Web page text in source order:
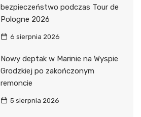
bezpieczeństwo podczas Tour de
Pologne 2026
6 sierpnia 2026
Nowy deptak w Marinie na Wyspie
Grodzkiej po zakończonym
remoncie
5 sierpnia 2026